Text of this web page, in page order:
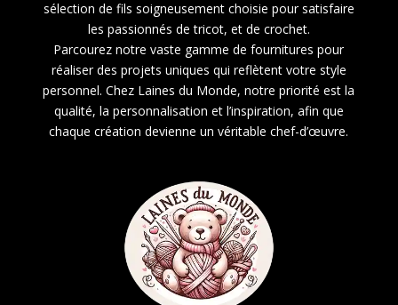
sélection de fils soigneusement choisie pour satisfaire
les passionnés de tricot, et de crochet.
Parcourez notre vaste gamme de fournitures pour
réaliser des projets uniques qui reflètent votre style
personnel. Chez Laines du Monde, notre priorité est la
qualité, la personnalisation et l’inspiration, afin que
chaque création devienne un véritable chef-d’œuvre.